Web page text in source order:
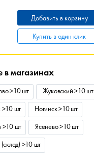
Добавить в корзину
Купить в один клик
в магазинах
>10 шт Жуковский >10 шт
>10 шт Ногинск >10 шт
>10 шт Ясенево >10 шт
>10 шт